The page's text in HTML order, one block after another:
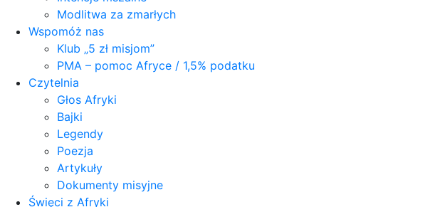
Modlitwa za zmarłych
Wspomóż nas
Klub „5 zł misjom”
PMA – pomoc Afryce / 1,5% podatku
Czytelnia
Głos Afryki
Bajki
Legendy
Poezja
Artykuły
Dokumenty misyjne
Święci z Afryki